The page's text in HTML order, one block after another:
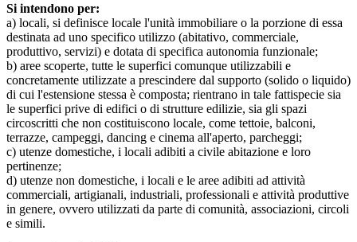
Si intendono per:
a) locali, si definisce locale l'unità immobiliare o la porzione di essa
destinata ad uno specifico utilizzo (abitativo, commerciale,
produttivo, servizi) e dotata di specifica autonomia funzionale;
b) aree scoperte, tutte le superfici comunque utilizzabili e
concretamente utilizzate a prescindere dal supporto (solido o liquido)
di cui l'estensione stessa è composta; rientrano in tale fattispecie sia
le superfici prive di edifici o di strutture edilizie, sia gli spazi
circoscritti che non costituiscono locale, come tettoie, balconi,
terrazze, campeggi, dancing e cinema all'aperto, parcheggi;
c) utenze domestiche, i locali adibiti a civile abitazione e loro
pertinenze;
d) utenze non domestiche, i locali e le aree adibiti ad attività
commerciali, artigianali, industriali, professionali e attività produttive
in genere, ovvero utilizzati da parte di comunità, associazioni, circoli
e simili.